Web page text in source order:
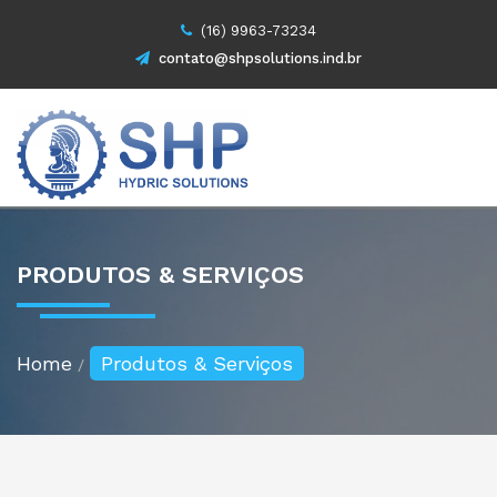
(16) 9963-73234
contato@shpsolutions.ind.br
PRODUTOS & SERVIÇOS
Home Produtos & Serviços